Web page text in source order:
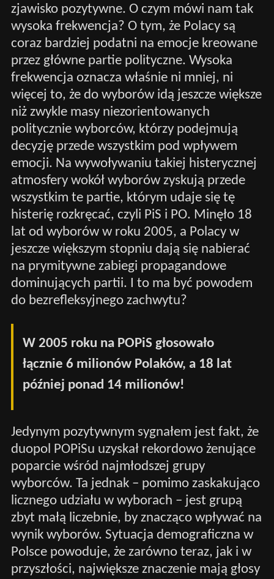
zjawisko pozytywne. O czym mówi nam tak
wysoka frekwencja? O tym, że Polacy są
coraz bardziej podatni na emocje kreowane
przez główne partie polityczne. Wysoka
frekwencja oznacza właśnie ni mniej, ni
więcej to, że do wyborów idą jeszcze większe
niż zwykle masy niezorientowanych
politycznie wyborców, którzy podejmują
decyzję przede wszystkim pod wpływem
emocji. Na wywoływaniu takiej histerycznej
atmosfery wokół wyborów zyskują przede
wszystkim te partie, którym udaje się tę
histerię rozkręcać, czyli PiS i PO. Minęło 18
lat od wyborów w roku 2005, a Polacy w
jeszcze większym stopniu dają się nabierać
na prymitywne zabiegi propagandowe
dominujących partii. I to ma być powodem
do bezrefleksyjnego zachwytu?
W 2005 roku na POPiS głosowało
łącznie 6 milionów Polaków, a 18 lat
później ponad 14 milionów!
Jedynym pozytywnym sygnałem jest fakt, że
duopol POPiSu uzyskał rekordowo żenujące
poparcie wśród najmłodszej grupy
wyborców. Ta jednak – pomimo zaskakująco
licznego udziału w wyborach – jest grupą
zbyt małą liczebnie, by znacząco wpływać na
wynik wyborów. Sytuacja demograficzna w
Polsce powoduje, że zarówno teraz, jak i w
przyszłości, największe znaczenie mają głosy